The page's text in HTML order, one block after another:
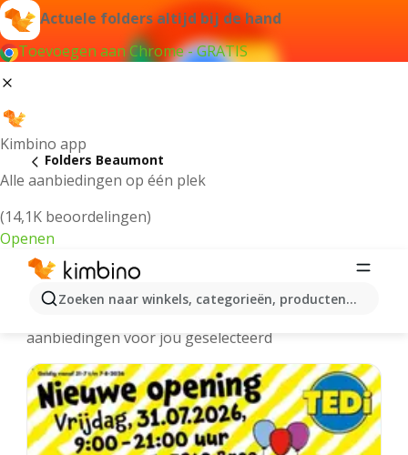
Actuele folders altijd bij de hand
Toevoegen aan Chrome - GRATIS
Kimbino app
Alle aanbiedingen op één plek
(14,1K beoordelingen)
Openen
Zoeken naar winkels, categorieën, producten...
Folders Beaumont
Beaumont folders online
aanbiedingen voor jou geselecteerd